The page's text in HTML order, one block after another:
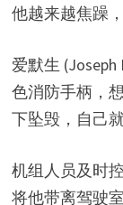
他越来越焦躁
爱默生
色消防手柄，
下坠毁，自己就
机组人员及时
将他带离驾驶室